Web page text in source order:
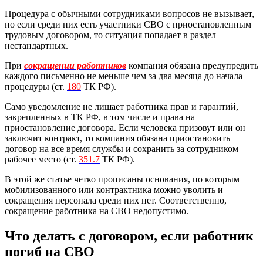
Процедура с обычными сотрудниками вопросов не вызывает,
но если среди них есть участники СВО с приостановленным
трудовым договором, то ситуация попадает в раздел
нестандартных.
При сокращении работников компания обязана предупредить
каждого письменно не меньше чем за два месяца до начала
процедуры (ст. 180 ТК РФ).
Само уведомление не лишает работника прав и гарантий,
закрепленных в ТК РФ, в том числе и права на
приостановление договора. Если человека призовут или он
заключит контракт, то компания обязана приостановить
договор на все время службы и сохранить за сотрудником
рабочее место (ст. 351.7 ТК РФ).
В этой же статье четко прописаны основания, по которым
мобилизованного или контрактника можно уволить и
сокращения персонала среди них нет. Соответственно,
сокращение работника на СВО недопустимо.
Что делать с договором, если работник
погиб на СВО